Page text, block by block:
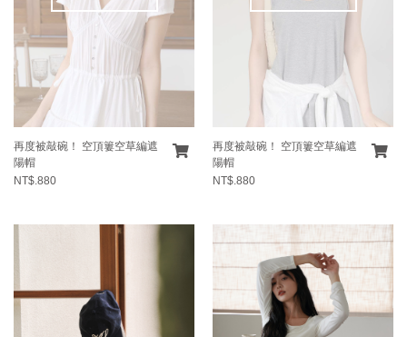
再度被敲碗！ 空頂簍空草編遮
陽帽
NT$.880
再度被敲碗！ 空頂簍空草編遮
陽帽
NT$.880